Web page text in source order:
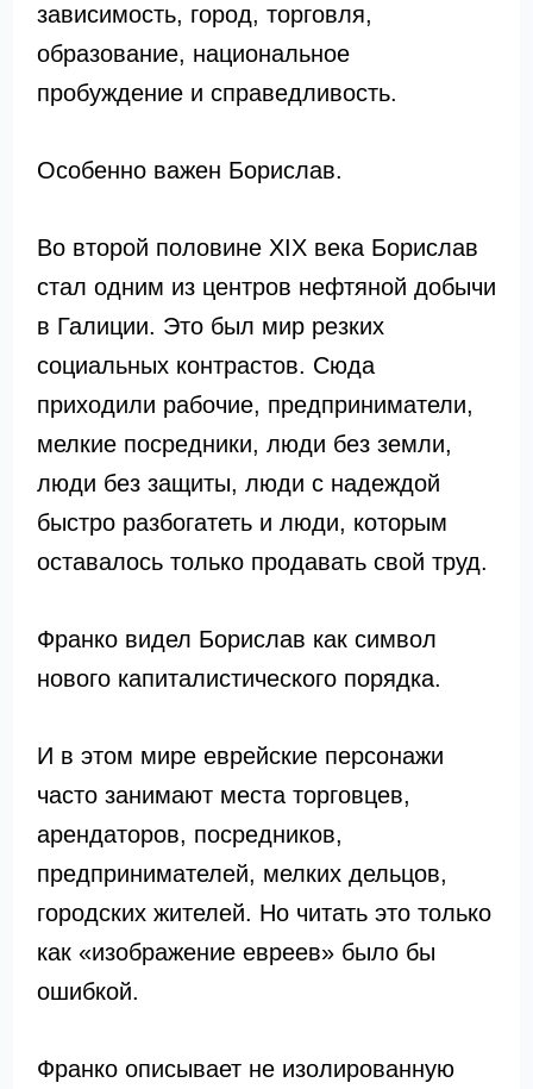
зависимость, город, торговля,
образование, национальное
пробуждение и справедливость.
Особенно важен Борислав.
Во второй половине XIX века Борислав
стал одним из центров нефтяной добычи
в Галиции. Это был мир резких
социальных контрастов. Сюда
приходили рабочие, предприниматели,
мелкие посредники, люди без земли,
люди без защиты, люди с надеждой
быстро разбогатеть и люди, которым
оставалось только продавать свой труд.
Франко видел Борислав как символ
нового капиталистического порядка.
И в этом мире еврейские персонажи
часто занимают места торговцев,
арендаторов, посредников,
предпринимателей, мелких дельцов,
городских жителей. Но читать это только
как «изображение евреев» было бы
ошибкой.
Франко описывает не изолированную